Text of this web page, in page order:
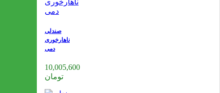
صندلی
ناهارخوری
دمی
10,005,600
تومان